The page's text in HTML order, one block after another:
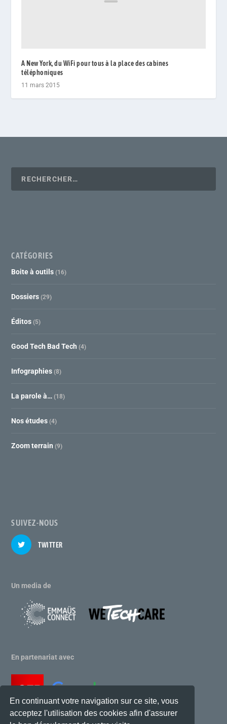
En continuant votre navigation sur ce site, vous
acceptez l'utilisation des cookies afin d'assurer
A New York, du WiFi pour tous à la place des cabines
téléphoniques
11 mars 2015
CATÉGORIES
Boite à outils (16)
Dossiers (29)
Éditos (5)
Good Tech Bad Tech (4)
Infographies (8)
La parole à… (18)
Nos études (4)
Zoom terrain (9)
SUIVEZ-NOUS
TWITTER
Un media de
En partenariat avec